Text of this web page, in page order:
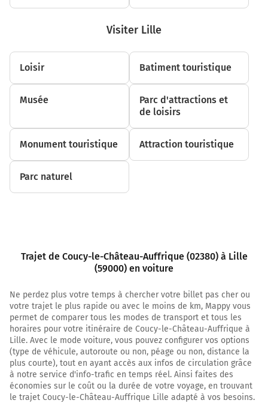
continuer sur 5,5 kilomètres
Au rond-point, prendre la 2ème sortie sur D1 et
continuer sur 4,4 kilomètres
Au rond-point, prendre la 2ème sortie sur D1 et
continuer sur 3,1 kilomètres
13,8 km
Au rond-point, prendre la 2ème sortie sur D1032 (Rue
du Tour de Ville) et continuer sur 700 mètres
16,9 km
Au rond-point, prendre la 2ème sortie sur D1032 et
continuer sur 1 kilomètre
Au rond-point, prendre la 2ème sortie sur D1032 et
continuer sur 270 mètres
Prendre à droite et rejoindre D1. Continuer sur 9,5
kilomètres
D1
18,8 km
Visiter Lille
Loisir Batiment touristique
Musée
Parc d'attractions et
de loisirs
Monument touristique Attraction touristique
Parc naturel
Trajet de Coucy-le-Château-Auffrique (02380) à Lille
(59000) en voiture
Ne perdez plus votre temps à chercher votre billet pas cher ou
votre trajet le plus rapide ou avec le moins de km, Mappy vous
permet de comparer tous les modes de transport et tous les
horaires pour votre itinéraire de Coucy-le-Château-Auffrique à
Lille. Avec le mode voiture, vous pouvez configurer vos options
(type de véhicule, autoroute ou non, péage ou non, distance la
plus courte), tout en ayant accès aux infos de circulation grâce
à notre service d'info-trafic en temps réel. Ainsi faites des
économies sur le coût ou la durée de votre voyage, en trouvant
le trajet Coucy-le-Château-Auffrique Lille adapté à vos besoins.